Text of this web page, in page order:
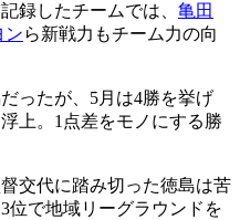
録したチームでは、 亀田
ンら新戦力もチーム力の向
ったが、5月は4勝を挙げ
上。1点差をモノにする勝
交代に踏み切った徳島は苦
位で地域リーグラウンドを